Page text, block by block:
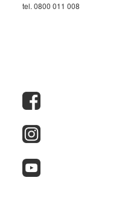
tel. 0800 011 008